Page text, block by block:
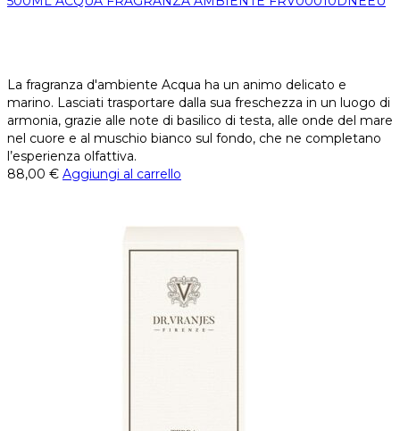
La fragranza d'ambiente Acqua ha un animo delicato e
marino. Lasciati trasportare dalla sua freschezza in un luogo di
armonia, grazie alle note di basilico di testa, alle onde del mare
nel cuore e al muschio bianco sul fondo, che ne completano
l’esperienza olfattiva.
88,00 € Aggiungi al carrello